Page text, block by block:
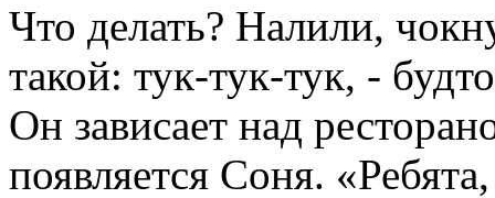
Что делать? Налили,
такой: тук-тук-тук, -
Он зависает над
появляется Соня.